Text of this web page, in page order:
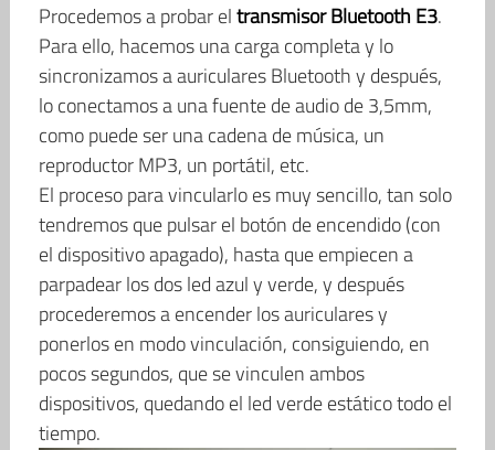
Procedemos a probar eltransmisor Bluetooth E3.
Para ello, hacemos una carga completa y lo
sincronizamos a auriculares Bluetooth y después,
lo conectamos a una fuente de audio de 3,5mm,
como puede ser una cadena de música, un
reproductor MP3, un portátil, etc.
El proceso para vincularlo es muy sencillo, tan solo
tendremos que pulsar el botón de encendido (con
el dispositivo apagado), hasta que empiecen a
parpadear los dos led azul y verde, y después
procederemos a encender los auriculares y
ponerlos en modo vinculación, consiguiendo, en
pocos segundos, que se vinculen ambos
dispositivos, quedando el led verde estático todo el
tiempo.